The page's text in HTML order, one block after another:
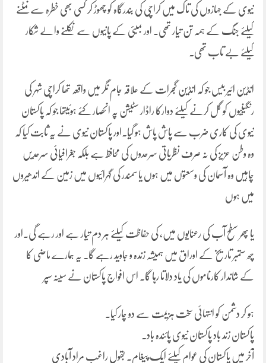
نیوی کے جہازوں کی تاک میں کراچی کی بندرگاہ کو چھوڑ کر کسی بھی خطرہ سے نمٹنے
کیلئے جنگ کے ہمہ تن تیار تھی۔ اور بمبئی کے پانیوں سے نکلنے والے شکار
کیلئے بے تاب تھی۔
انڈین ائیر بیس جو کہ انڈین گجرات کے علاقہ جام نگر میں واقعہ تھا کراچی شہر کی
رنگینیوں کو گل کرنے کیلئے دوارکا راڈار سٹیشن پہ انحصار کئے ہوئیتھا جو کہ پاکستان
نیوی کی کاری ضرب سے پاش پاش ہو گیا۔اور پاکستان نیوی نے یہ ثابت کیا کہ
وہ وطن عزیز کی نہ صرف نظریاتی سرحدوں کی محافظ ہے بلکہ جغرافیائی سرحدیں
چاہیں وہ آسمان کی وسعتوں میں ہوں یا سمندر کی گہرائیوں میں زمین کے اندھیروں
میں ہوں
یا پھر سطح آب کی رعنایوں میں، کی حفاظت کیلئے ہر دم تیار ہے اور رہے گی۔اور
چھ ستمبر تاریخ کے اوراق میں ہمیشہ زندہ و جاوید رہے گا۔ یہ ہمارے ماضی کا
کے شاندار کارناموں کی یاد دلاتا رہا گا۔ اس افواج پاکستان نے سینہ سپر
ہو کر دشمن کو انتہائی سخت ہزیمت سے دو چار کیا۔
پاکستان زند باد پاکستان نیوی پائندہ باد۔
آخر میں پاکستان کی عوام کیلئے ایک پیغام۔ بقول راغب مراد آبادی